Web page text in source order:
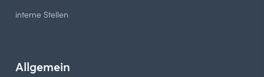
interne Stellen
Allgemein